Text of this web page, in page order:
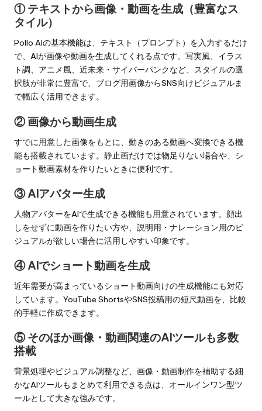
① テキストから画像・動画を生成（豊富なス
タイル）
Pollo AIの基本機能は、テキスト（プロンプト）を入力するだけ
で、AIが画像や動画を生成してくれる点です。写実風、イラス
ト調、アニメ風、近未来・サイバーパンクなど、スタイルの選
択肢が非常に豊富で、ブログ用画像からSNS向けビジュアルま
で幅広く活用できます。
② 画像から動画生成
すでに用意した画像をもとに、動きのある動画へ変換できる機
能も搭載されています。静止画だけでは物足りない場合や、シ
ョート動画素材を作りたいときに便利です。
③ AIアバター生成
人物アバターをAIで生成できる機能も用意されています。顔出
しをせずに動画を作りたい方や、説明用・ナレーション用のビ
ジュアルが欲しい場合に活用しやすい印象です。
④ AIでショート動画を生成
近年需要が高まっているショート動画向けの生成機能にも対応
しています。YouTube ShortsやSNS投稿用の短尺動画を、比較
的手軽に作成できます。
⑤ そのほか画像・動画関連のAIツールも多数
搭載
背景処理やビジュアル調整など、画像・動画制作を補助する細
かなAIツールもまとめて利用できる点は、オールインワン型ツ
ールとして大きな強みです。